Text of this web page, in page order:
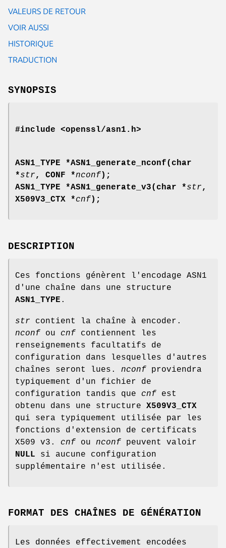
VALEURS DE RETOUR
VOIR AUSSI
HISTORIQUE
TRADUCTION
SYNOPSIS
#include <openssl/asn1.h>
ASN1_TYPE *ASN1_generate_nconf(char
*str, CONF *nconf);
ASN1_TYPE *ASN1_generate_v3(char *str,
X509V3_CTX *cnf);
DESCRIPTION
Ces fonctions génèrent l'encodage ASN1
d'une chaîne dans une structure
ASN1_TYPE .
str contient la chaîne à encoder.
nconf ou cnf contiennent les
renseignements facultatifs de
configuration dans lesquelles d'autres
chaînes seront lues. nconf proviendra
typiquement d'un fichier de
configuration tandis que cnf est
obtenu dans une structure X509V3_CTX
qui sera typiquement utilisée par les
fonctions d'extension de certificats
X509 v3. cnf ou nconf peuvent valoir
NULL si aucune configuration
supplémentaire n'est utilisée.
FORMAT DES CHAÎNES DE GÉNÉRATION
Les données effectivement encodées